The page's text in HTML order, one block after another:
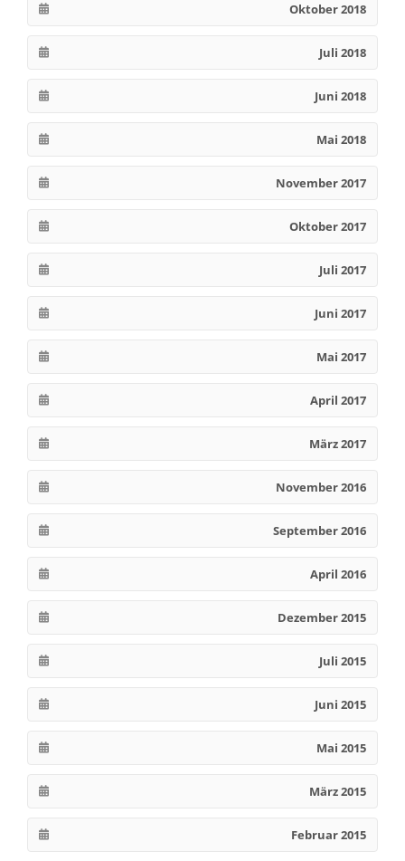
Oktober 2018
Juli 2018
Juni 2018
Mai 2018
November 2017
Oktober 2017
Juli 2017
Juni 2017
Mai 2017
April 2017
März 2017
November 2016
September 2016
April 2016
Dezember 2015
Juli 2015
Juni 2015
Mai 2015
März 2015
Februar 2015